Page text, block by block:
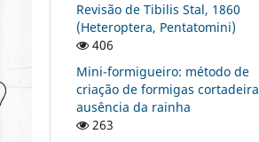
Revisão de Tibilis Stal, 1860
(Heteroptera, Pentatomini)
406
Mini-formigueiro: método de
criação de formigas
ausência da rainha
263